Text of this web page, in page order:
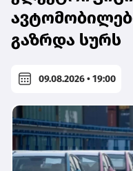
გაზრდა სურს
09.08.2026 • 19:00